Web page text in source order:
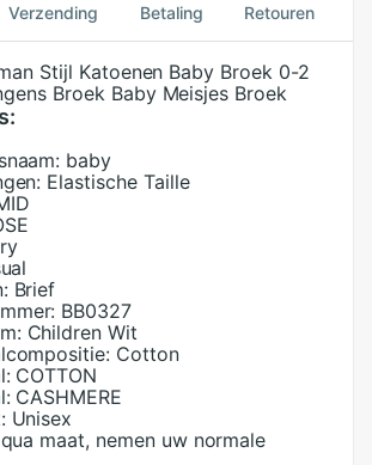
Verzending Betaling Retouren
Stijl Katoenen Baby Broek 0-2
Broek Baby Meisjes Broek
baby
Elastische Taille
Brief
BB0327
Children Wit
Cotton
COTTON
CASHMERE
Unisex
maat, nemen uw normale